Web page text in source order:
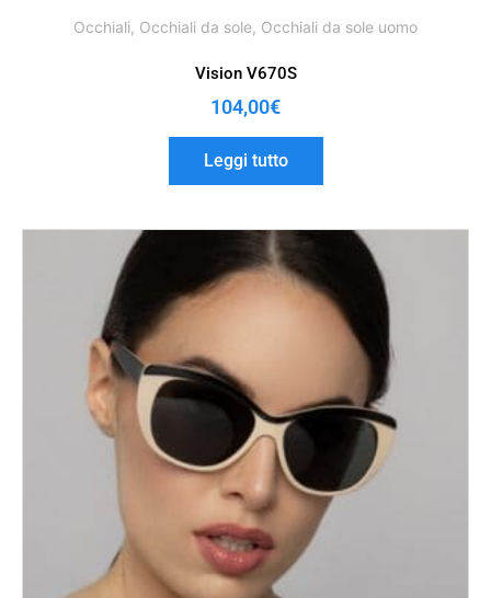
Occhiali, Occhiali da sole, Occhiali da sole uomo
Vision V670S
104,00€
Leggi tutto